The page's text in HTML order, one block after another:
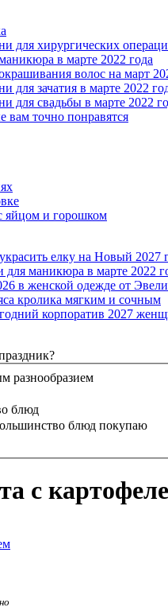
для хирургических
в марте 2022 года
волос на март
для зачатия в марте 2022
для свадьбы в марте 2022
вам точно понравятся
яйцом и горошком
елку на Новый 2027
для маникюра в марте 2022
в женской одежде от
кролика мягким и сочным
корпоратив 2027
разнообразием
блюд
блюд покупаю
с